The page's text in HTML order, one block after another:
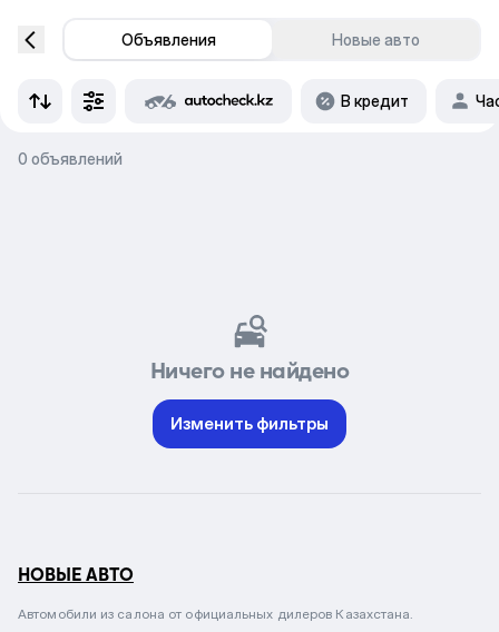
Объявления Новые авто
В кредит
0 объявлений
Ничего не найдено
Изменить фильтры
НОВЫЕ АВТО
Автомобили из салона от официальных дилеров Казахстана.